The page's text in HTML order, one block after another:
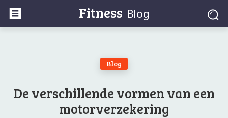
Fitness Blog
Blog
De verschillende vormen van een
motorverzekering